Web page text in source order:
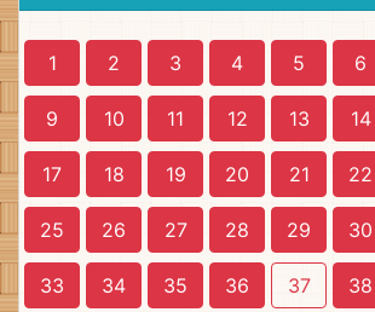
1 2 3 4 5 6
9 10 11 12 13 14
17 18 19 20 21 22
25 26 27 28 29 30
33 34 35 36 37 38